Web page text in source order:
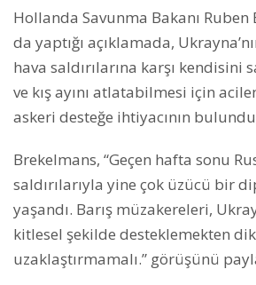
Hollanda Savunma Bakanı Ruben
da yaptığı açıklamada,
hava saldırılarına karşı kendisini
ve kış ayını atlatabilmesi için
askeri desteğe ihtiyacının
Brekelmans, “Geçen hafta sonu
saldırılarıyla yine çok üzücü bir
yaşandı. Barış müzakereleri,
kitlesel şekilde desteklemekten
uzaklaştırmamalı.” görüşünü